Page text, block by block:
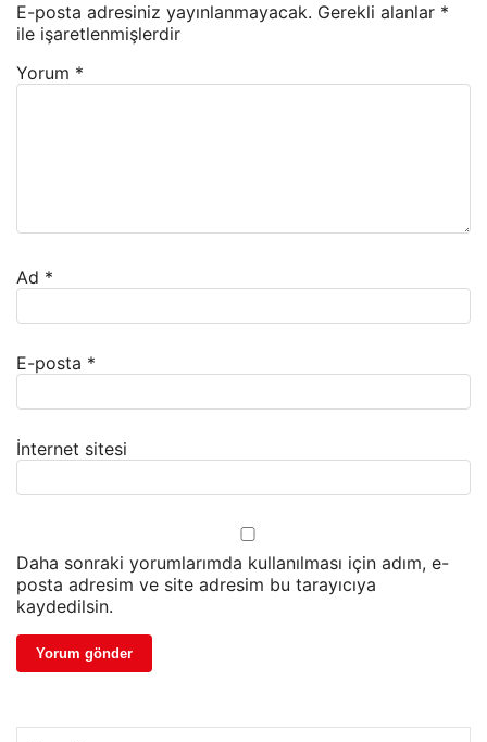
E-posta adresiniz yayınlanmayacak. Gerekli alanlar *
ile işaretlenmişlerdir
Yorum *
Ad *
E-posta *
İnternet sitesi
Daha sonraki yorumlarımda kullanılması için adım, e-
posta adresim ve site adresim bu tarayıcıya
kaydedilsin.